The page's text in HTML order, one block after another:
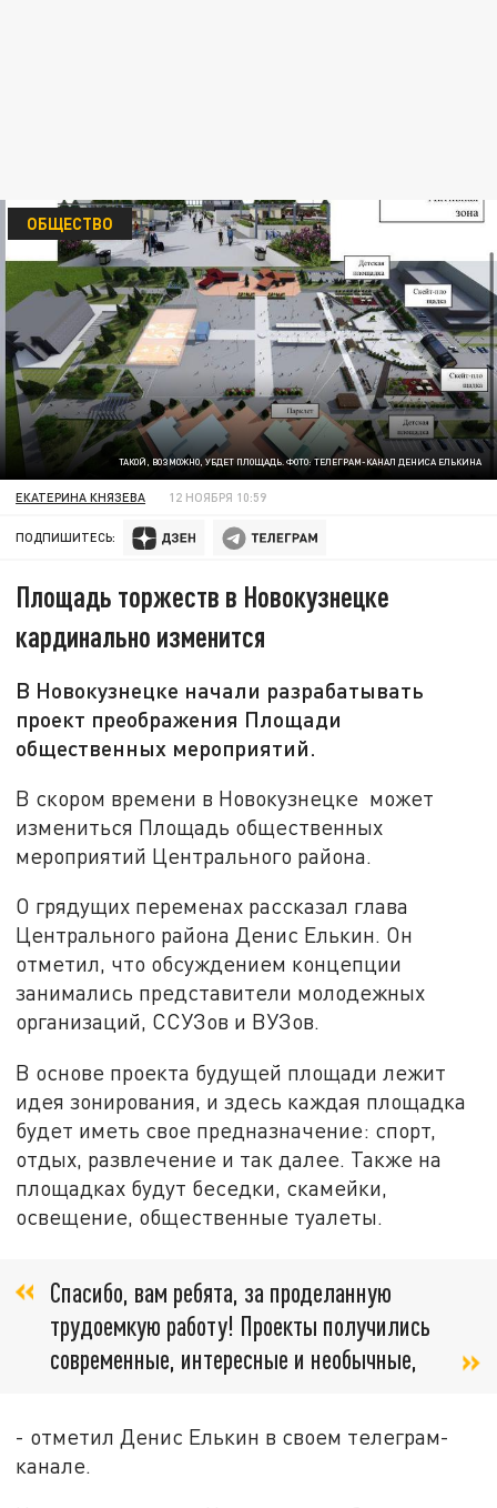
ТАКОЙ, ВОЗМОЖНО, УБДЕТ ПЛОЩАДЬ. ФОТО: ТЕЛЕГРАМ-КАНАЛ ДЕНИСА ЕЛЬКИНА
ОБЩЕСТВО
ЕКАТЕРИНА КНЯЗЕВА 12 НОЯБРЯ 10:59
ПОДПИШИТЕСЬ:
Площадь торжеств в Новокузнецке
кардинально изменится
В Новокузнецке начали разрабатывать
проект преображения Площади
общественных мероприятий.
В скором времени в Новокузнецке может
измениться Площадь общественных
мероприятий Центрального района.
О грядущих переменах рассказал глава
Центрального района Денис Елькин. Он
отметил, что обсуждением концепции
занимались представители молодежных
организаций, ССУЗов и ВУЗов.
В основе проекта будущей площади лежит
идея зонирования, и здесь каждая площадка
будет иметь свое предназначение: спорт,
отдых, развлечение и так далее. Также на
площадках будут беседки, скамейки,
освещение, общественные туалеты.
Спасибо, вам ребята, за проделанную
трудоемкую работу! Проекты получились
современные, интересные и необычные,
- отметил Денис Елькин в своем телеграм-
канале.